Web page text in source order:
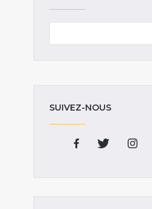
SUIVEZ-NOUS